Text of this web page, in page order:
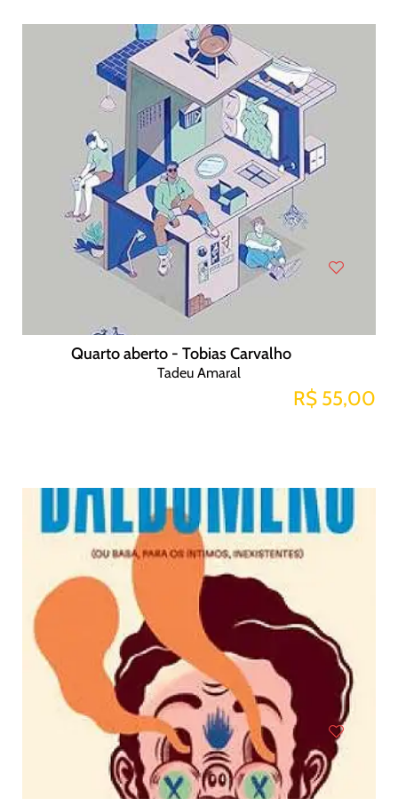
Quarto aberto - Tobias Carvalho
Tadeu Amaral
R$ 55,00